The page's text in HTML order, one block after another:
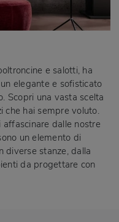
e salotti, ha
elegante e sofisticato
Scopri una vasta scelta
hai sempre voluto.
affascinare dalle nostre
un elemento di
diverse stanze, dalla
da progettare con